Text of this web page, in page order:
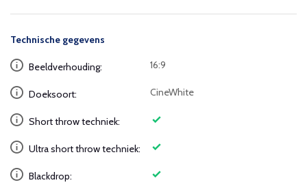
Technische gegevens
Beeldverhouding: 16:9
Doeksoort: CineWhite
Short throw techniek:
Ultra short throw techniek:
Blackdrop: